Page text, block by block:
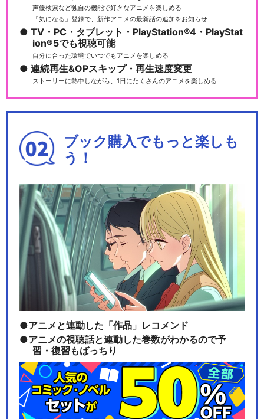
声優検索など独自の機能で好きなアニメを楽しめる
「気になる」登録で、新作アニメの最新話の追加をお知らせ
TV・PC・タブレット・PlayStation®4・PlayStat
ion®5でも視聴可能
自分に合った環境でいつでもアニメを楽しめる
連続再生&OPスキップ・再生速度変更
ストーリーに熱中しながら、1日にたくさんのアニメを楽しめる
ブック購入でもっと楽しも
う！
アニメと連動した「作品」レコメンド
アニメの視聴話と連動した巻数がわかるので予
習・復習もばっちり